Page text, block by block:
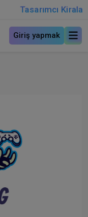
Tasarımcı Kirala
Giriş yapmak